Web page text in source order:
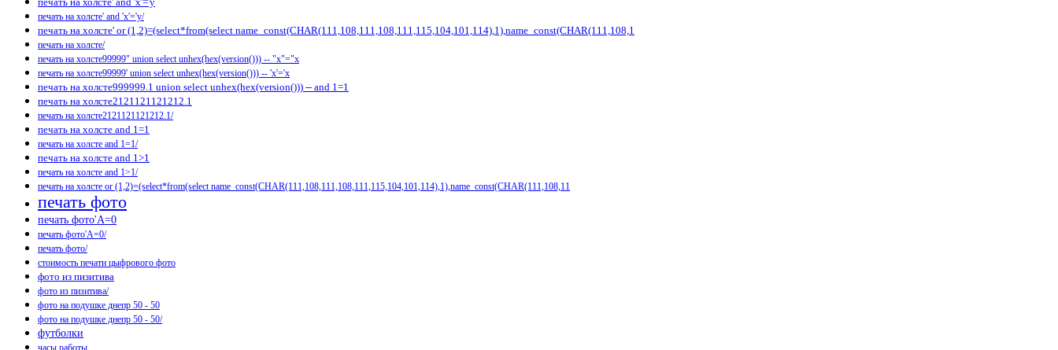
печать на холсте' and 'x'='y/
печать на холсте' or (1,2)=(select*from(select name_const(CHAR(111,108,111,108,111,115,104,101,114),1),name_const(CHAR(111,108,1
печать на холсте/
печать на холсте99999" union select unhex(hex(version())) -- "x"="x
печать на холсте99999' union select unhex(hex(version())) -- 'x'='x
печать на холсте999999.1 union select unhex(hex(version())) -- and 1=1
печать на холсте2121121121212.1
печать на холсте2121121121212.1/
печать на холсте and 1=1
печать на холсте and 1=1/
печать на холсте and 1>1
печать на холсте and 1>1/
печать на холсте or (1,2)=(select*from(select name_const(CHAR(111,108,111,108,111,115,104,101,114),1),name_const(CHAR(111,108,11
печать фото
печать фото'A=0
печать фото'A=0/
печать фото/
стоимость печати цыфрового фото
фото из пизитива
фото из пизитива/
фото на подушке днепр 50 - 50
фото на подушке днепр 50 - 50/
футболки
часы работы